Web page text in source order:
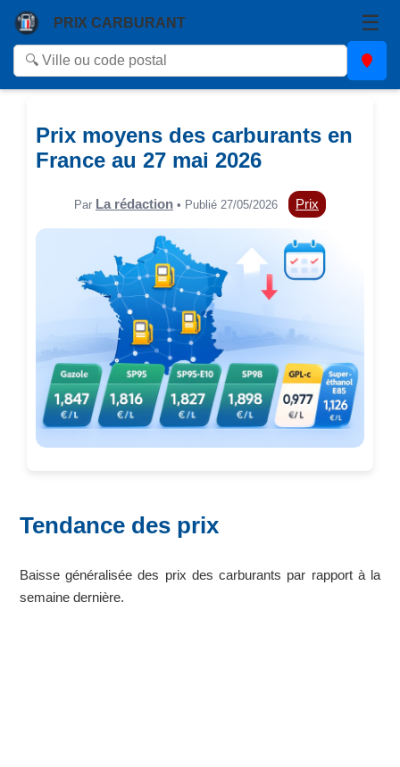
PRIX CARBURANT ☰
Prix moyens des carburants en
France au 27 mai 2026
Par La rédaction • Publié 27/05/2026 Prix
Tendance des prix
Baisse généralisée des prix des carburants par rapport à la
semaine dernière.